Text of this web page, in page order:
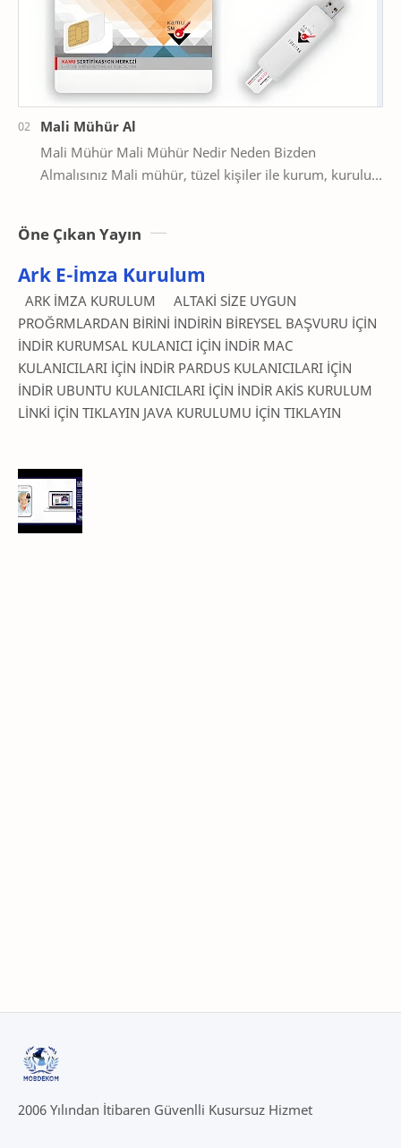
Mali Mühür Al
Mali Mühür Mali Mühür Nedir Neden Bizden
Almalısınız Mali mühür, tüzel kişiler ile kurum, kuruluş
Öne Çıkan Yayın
Ark E-İmza Kurulum
ARK İMZA KURULUM ALTAKİ SİZE UYGUN
PROĞRMLARDAN BİRİNİ İNDİRİN BİREYSEL BAŞVURU İÇİN
İNDİR KURUMSAL KULANICI İÇİN İNDİR MAC
KULANICILARI İÇİN İNDİR PARDUS KULANICILARI İÇİN
İNDİR UBUNTU KULANICILARI İÇİN İNDİR AKİS KURULUM
LİNKİ İÇİN TIKLAYIN JAVA KURULUMU İÇİN TIKLAYIN
2006 Yılından İtibaren Güvenlli Kusursuz Hizmet